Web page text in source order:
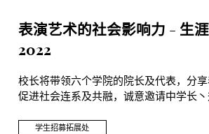
表演艺术的社会影响力 - 生
2022
校长将带领六个学院的院长及代表，分
促进社会连系及共融，诚意邀请中学长
学生招募拓展处